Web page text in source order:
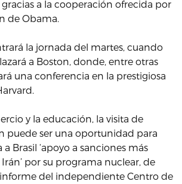
a la cooperación ofrecida por
de Obama.
la jornada del martes, cuando
a Boston, donde, entre otras
una conferencia en la prestigiosa
y la educación, la visita de
puede ser una oportunidad para
Brasil ‘apoyo a sanciones más
por su programa nuclear, de
del independiente Centro de